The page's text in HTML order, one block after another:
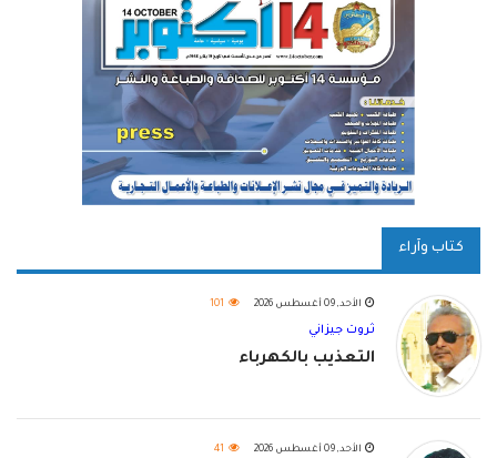
كتاب وآراء
الأحد, 09 أغسطس 2026 101
ثروت جيزاني
التعذيب بالكهرباء
الأحد, 09 أغسطس 2026 41